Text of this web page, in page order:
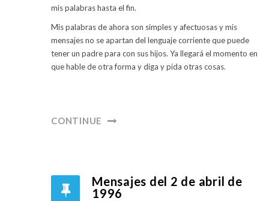
mis palabras hasta el fin.
Mis palabras de ahora son simples y afectuosas y mis
mensajes no se apartan del lenguaje corriente que puede
tener un padre para con sus hijos. Ya llegará el momento en
que hable de otra forma y diga y pida otras cosas.
CONTINUE
Mensajes del 2 de abril de
1996